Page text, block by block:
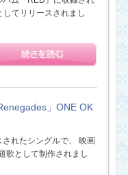
てリリースされまし
」ONE OK
れたシングルで、 映画
歌として制作されまし